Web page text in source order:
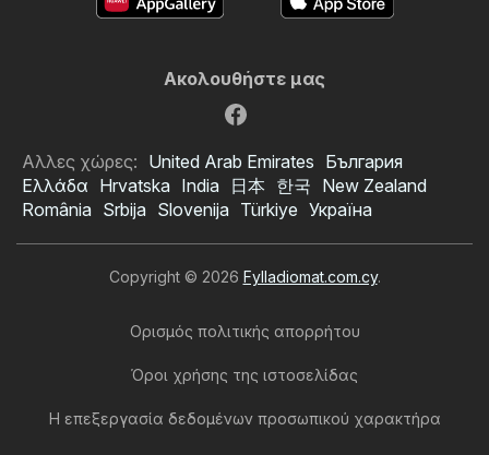
Ακολουθήστε μας
Αλλες χώρες: United Arab Emirates България
Ελλάδα Hrvatska India 日本 한국 New Zealand
România Srbija Slovenija Türkiye Україна
Copyright © 2026 Fylladiomat.com.cy.
Ορισμός πολιτικής απορρήτου
Όροι χρήσης της ιστοσελίδας
Η επεξεργασία δεδομένων προσωπικού χαρακτήρα